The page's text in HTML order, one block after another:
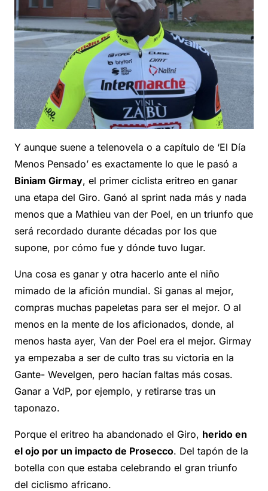
Y aunque suene a telenovela o a capítulo de ‘El Día
Menos Pensado’ es exactamente lo que le pasó a
Biniam Girmay, el primer ciclista eritreo en ganar
una etapa del Giro. Ganó al sprint nada más y nada
menos que a Mathieu van der Poel, en un triunfo que
será recordado durante décadas por los que
supone, por cómo fue y dónde tuvo lugar.
Una cosa es ganar y otra hacerlo ante el niño
mimado de la afición mundial. Si ganas al mejor,
compras muchas papeletas para ser el mejor. O al
menos en la mente de los aficionados, donde, al
menos hasta ayer, Van der Poel era el mejor. Girmay
ya empezaba a ser de culto tras su victoria en la
Gante- Wevelgen, pero hacían faltas más cosas.
Ganar a VdP, por ejemplo, y retirarse tras un
taponazo.
Porque el eritreo ha abandonado el Giro, herido en
el ojo por un impacto de Prosecco. Del tapón de la
botella con que estaba celebrando el gran triunfo
del ciclismo africano.